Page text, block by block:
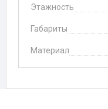
Этажность
Габариты
Материал